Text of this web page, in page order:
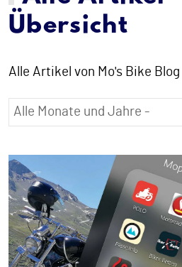
Übersicht
Alle Artikel von Mo's Bike Blog